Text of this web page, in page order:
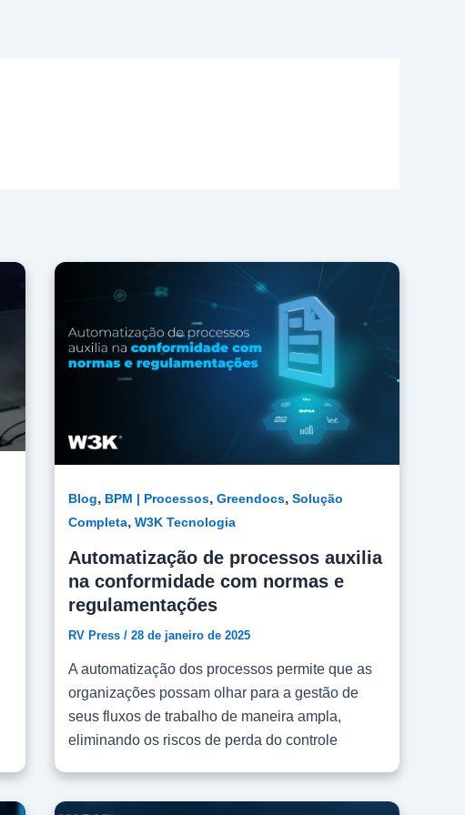
Blog, BPM | Processos,Greendocs,Solução
Completa,W3K Tecnologia
Automatização de processos auxilia
na conformidade com normas e
regulamentações
RV Press/28 de janeiro de 2025
A automatização dos processos permite que as
organizações possam olhar para a gestão de
seus fluxos de trabalho de maneira ampla,
eliminando os riscos de perda do controle
benefícios e um deles é auxiliar na